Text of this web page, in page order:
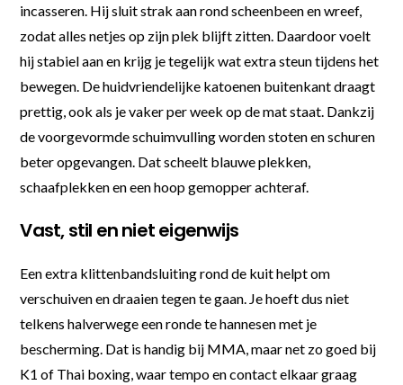
incasseren. Hij sluit strak aan rond scheenbeen en wreef,
zodat alles netjes op zijn plek blijft zitten. Daardoor voelt
hij stabiel aan en krijg je tegelijk wat extra steun tijdens het
bewegen. De huidvriendelijke katoenen buitenkant draagt
prettig, ook als je vaker per week op de mat staat. Dankzij
de voorgevormde schuimvulling worden stoten en schuren
beter opgevangen. Dat scheelt blauwe plekken,
schaafplekken en een hoop gemopper achteraf.
Vast, stil en niet eigenwijs
Een extra klittenbandsluiting rond de kuit helpt om
verschuiven en draaien tegen te gaan. Je hoeft dus niet
telkens halverwege een ronde te hannesen met je
bescherming. Dat is handig bij MMA, maar net zo goed bij
K1 of Thai boxing, waar tempo en contact elkaar graag